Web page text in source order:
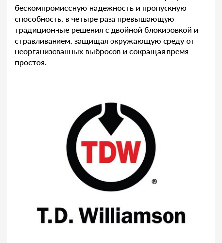
бескомпромиссную надежность и пропускную
способность, в четыре раза превышающую
традиционные решения с двойной блокировкой и
стравливанием, защищая окружающую среду от
неорганизованных выбросов и сокращая время
простоя.